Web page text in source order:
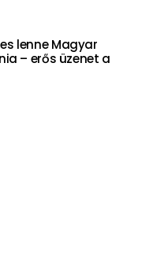
lenne Magyar
– erős üzenet a